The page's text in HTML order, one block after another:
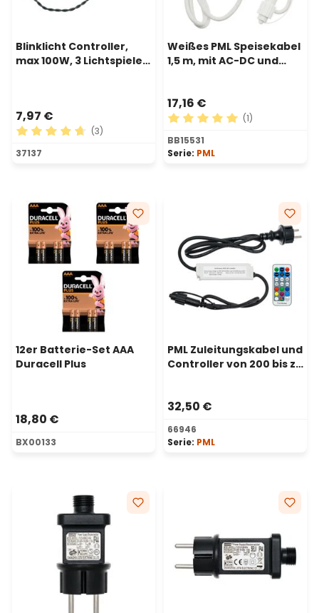
Blinklicht Controller,
max 100W, 3 Lichtspiele
7,97 €
Durchschnittliche Bewertung von 4.67 von 5 Sternen
(3)
37137
Weißes PML Speisekabel
1,5 m, mit AC-DC und
17,16 €
Durchschnittliche
(1)
BB15531
Serie: PML
12er Batterie-Set AAA
Duracell Plus
18,80 €
BX00133
PML Zuleitungskabel und
Controller von 200 bis zu
32,50 €
66946
Serie: PML